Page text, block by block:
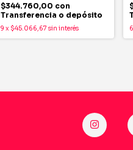
$344.760,00 con
Transferencia o depósito
9 x $45.066,67 sin interés 6